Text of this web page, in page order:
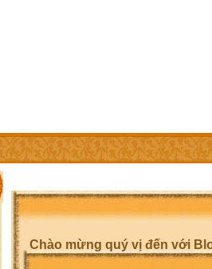
TRỢ GIÚP WEBSITE CỦA CÁC THÀNH
Chào mừng quý vị đến với